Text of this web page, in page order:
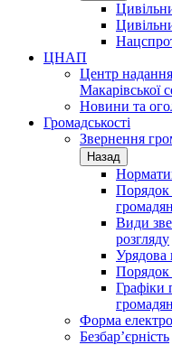
ЦНАП
Центр
Макарівської
Новини та
Громадськості
Звернення
Назад
Порядок
громадян
Види
розгляду
Урядова
Порядок
Графіки
громадян
Форма
Безбар’єрність